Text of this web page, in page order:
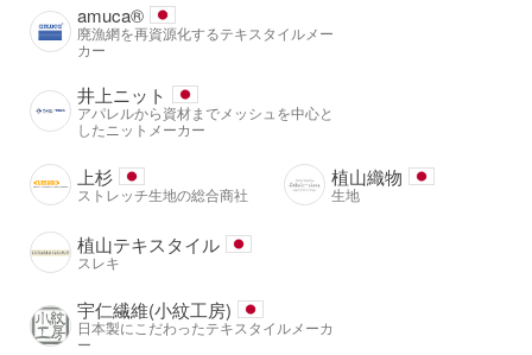
amuca®️
廃漁網を再資源化するテキスタイルメー
カー
井上ニット
アパレルから資材までメッシュを中心と
したニットメーカー
上杉
ストレッチ生地の総合商社
植山織物
生地
植山テキスタイル
スレキ
宇仁繊維(小紋工房)
日本製にこだわったテキスタイルメーカ
ー